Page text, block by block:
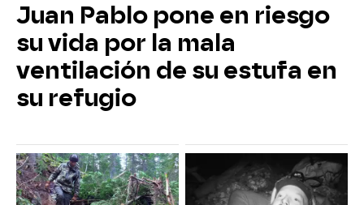
Juan Pablo pone en riesgo
su vida por la mala
ventilación de su estufa en
su refugio